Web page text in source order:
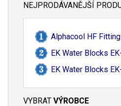
NEJPRODÁVANĚJŠÍ
Alphacool HF
EK Water Blocks
EK Water Blocks
VYBRAT VÝROBCE